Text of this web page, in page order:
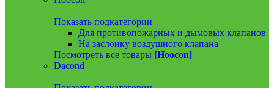
Показать подкатегории
Для противопожарных и дымовых клапанов
На заслонку воздушного клапана
Посмотреть все товары [Hoocon]
Dacond